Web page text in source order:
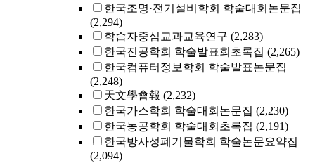
한국조명·전기설비학회 학술대회논문집
(2,294)
학습자중심교과교육연구 (2,283)
한국진공학회 학술발표회초록집 (2,265)
한국컴퓨터정보학회 학술발표논문집
(2,248)
天文學會報 (2,232)
한국가스학회 학술대회논문집 (2,230)
한국농공학회 학술대회초록집 (2,191)
한국방사성폐기물학회 학술논문요약집
(2,094)